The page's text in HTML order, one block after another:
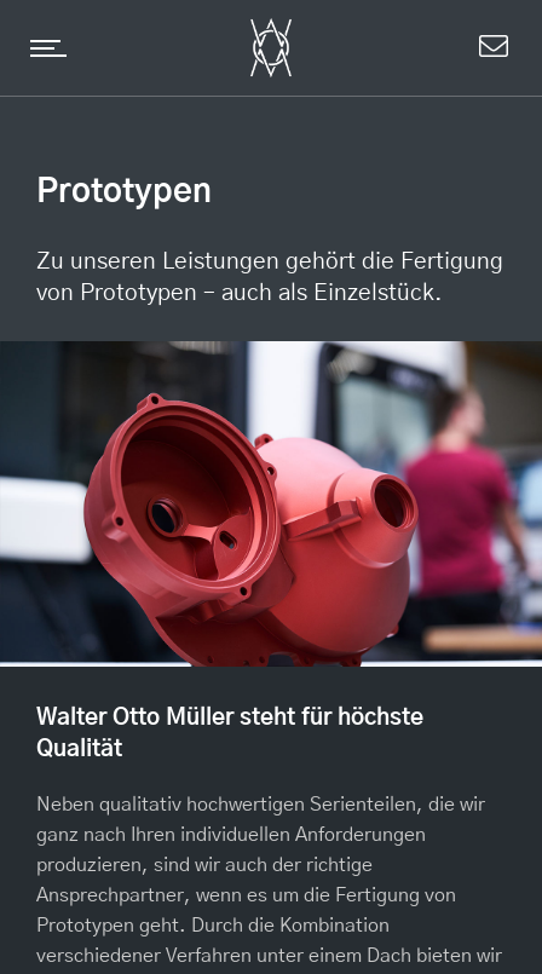
Prototypen
Zu unseren Leistungen gehört die Fertigung
von Prototypen – auch als Einzelstück.
Walter Otto Müller steht für höchste
Qualität
Neben qualitativ hochwertigen Serienteilen, die wir
ganz nach Ihren individuellen Anforderungen
produzieren, sind wir auch der richtige
Ansprechpartner, wenn es um die Fertigung von
Prototypen geht. Durch die Kombination
verschiedener Verfahren unter einem Dach bieten wir